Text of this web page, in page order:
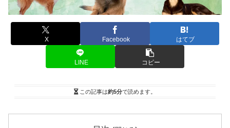
X Facebook はてブ
LINE コピー
この記事は約5分で読めます。